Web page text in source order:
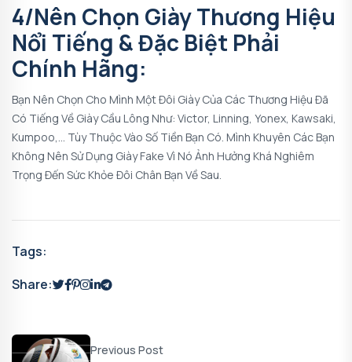
4/Nên Chọn Giày Thương Hiệu
Nổi Tiếng & Đặc Biệt Phải
Chính Hãng:
Bạn Nên Chọn Cho Mình Một Đôi Giày Của Các Thương Hiệu Đã
Có Tiếng Về Giày Cầu Lông Như: Victor, Linning, Yonex, Kawsaki,
Kumpoo,… Tùy Thuộc Vào Số Tiền Bạn Có. Mình Khuyên Các Bạn
Không Nên Sử Dụng Giày Fake Vì Nó Ảnh Hưởng Khá Nghiêm
Trọng Đến Sức Khỏe Đôi Chân Bạn Về Sau.
Tags:
Share:
Previous Post